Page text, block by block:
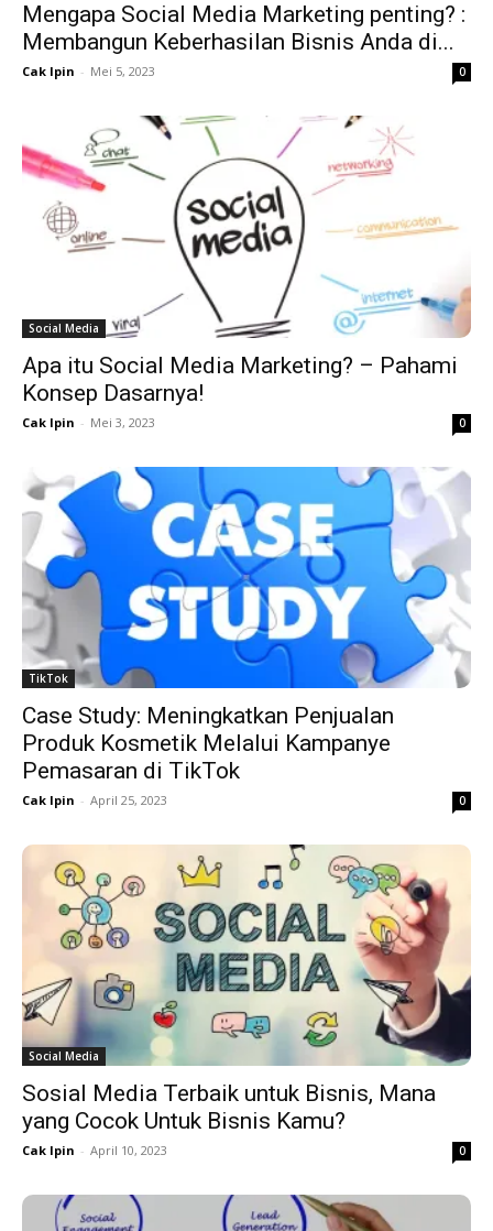
Mengapa Social Media Marketing penting? :
Membangun Keberhasilan Bisnis Anda di...
Cak Ipin - Mei 5, 2023 0
Social Media
Apa itu Social Media Marketing? – Pahami
Konsep Dasarnya!
Cak Ipin - Mei 3, 2023 0
TikTok
Case Study: Meningkatkan Penjualan
Produk Kosmetik Melalui Kampanye
Pemasaran di TikTok
Cak Ipin - April 25, 2023 0
Social Media
Sosial Media Terbaik untuk Bisnis, Mana
yang Cocok Untuk Bisnis Kamu?
Cak Ipin - April 10, 2023 0